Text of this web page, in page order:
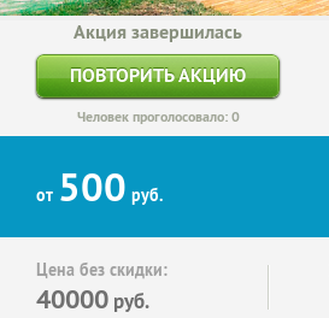
Акция завершилась
ПОВТОРИТЬ АКЦИЮ
Человек проголосовало: 0
от 500 руб.
Цена без скидки:
40000 руб.